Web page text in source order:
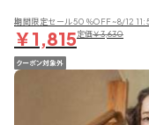
期間限定セール50％OFF~8/12
￥1,815定価￥3,630